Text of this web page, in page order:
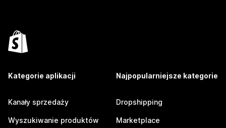
Kategorie aplikacji
Kanały sprzedaży
Wyszukiwanie produktów
Najpopularniejsze kategorie
Dropshipping
Marketplace